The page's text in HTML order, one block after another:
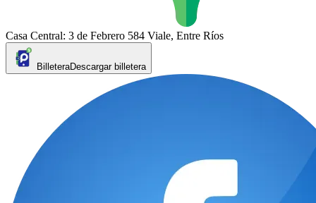
Casa Central: 3 de Febrero 584 Viale, Entre Ríos
BilleteraDescargar billetera